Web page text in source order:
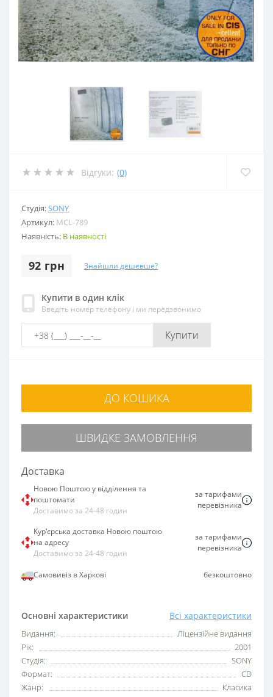
Відгуки: (0)
Студія:SONY
Артикул: MCL-789
Наявність: В наявності
92 грн Знайшли дешевше?
Купити в один клік
Введіть номер телефону і ми передзвонимо
Купити
Основні характеристики Всі характеристики
Видання:
Ліцензійне видання
Рік:
2001
Студія:
SONY
Формат:
CD
Жанр:
Класика
ДО КОШИКА
ШВИДКЕ ЗАМОВЛЕННЯ
Доставка
Новою Поштою у відділення та
поштомати
Доставимо за 24-48 годин
за тарифами
перевізника
Кур'єрська доставка Новою поштою
на адресу
Доставимо за 24-48 годин
за тарифами
перевізника
Самовивіз в Харкові безкоштовно